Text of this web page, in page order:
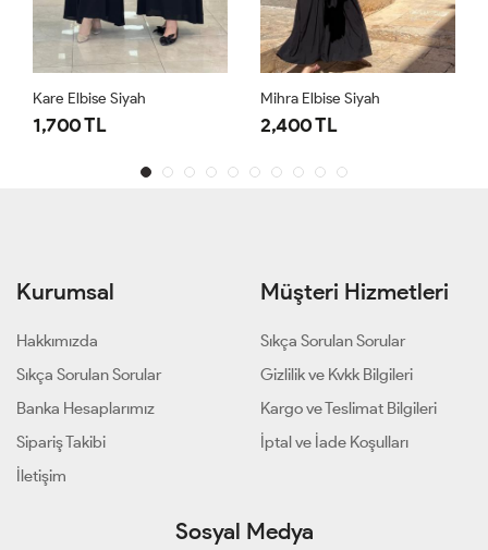
Kare Elbise Siyah
1,700 TL
Mihra Elbise Siyah
2,400 TL
Kurumsal
Hakkımızda
Sıkça Sorulan Sorular
Banka Hesaplarımız
Sipariş Takibi
İletişim
Müşteri Hizmetleri
Sıkça Sorulan Sorular
Gizlilik ve Kvkk Bilgileri
Kargo ve Teslimat Bilgileri
İptal ve İade Koşulları
Sosyal Medya